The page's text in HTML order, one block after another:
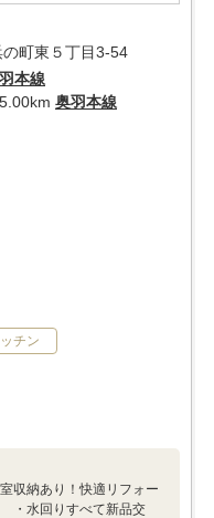
の町東５丁目3-54
本線
奥羽本線
チン
収納あり！快適リフォー
・水回りすべて新品交